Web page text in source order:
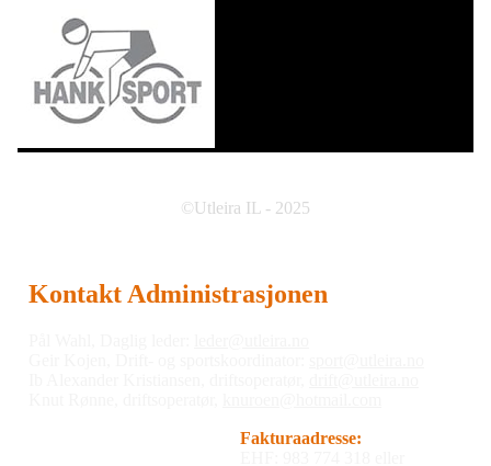
©Utleira IL - 2025
Kontakt Administrasjonen
Fakturaadresse: